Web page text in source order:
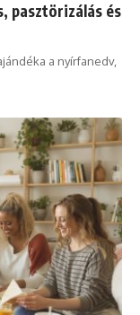
pasztörizálás és
a nyírfanedv,